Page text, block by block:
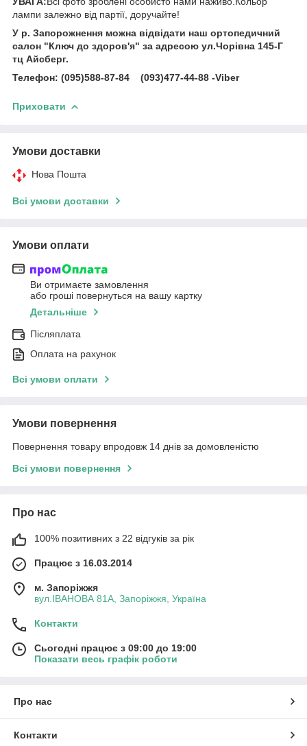
лампи залежно від партії, доручайте!
У р. Запорожнення можна відвідати наш ортопедичний
салон "Ключ до здоров'я" за адресою ул.Чорівна 145-Г
тц Айсберг.
Телефон: (095)588-87-84 (093)477-44-88 -Viber
Приховати
Умови доставки
Нова Пошта
Всі умови доставки
Умови оплати
Ви отримаєте замовлення
або гроші повернуться на вашу картку
Детальніше
Післяплата
Оплата на рахунок
Всі умови оплати
Умови повернення
Повернення товару впродовж 14 днів за домовленістю
Всі умови повернення
Про нас
100% позитивних з 22 відгуків за рік
Працює з 16.03.2014
м. Запоріжжя
вул.ІВАНОВА 81А, Запоріжжя, Україна
Контакти
Сьогодні працює з 09:00 до 19:00
Показати весь графік роботи
Про нас
Контакти